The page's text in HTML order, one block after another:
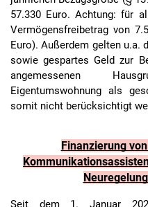
57.330 Euro. Achtung: für
Vermögensfreibetrag von
Euro). Außerdem gelten u.a.
sowie gespartes Geld zur
angemessenen
Eigentumswohnung als
somit nicht berücksichtigt
Finanzierung
Seit dem 1. Januar